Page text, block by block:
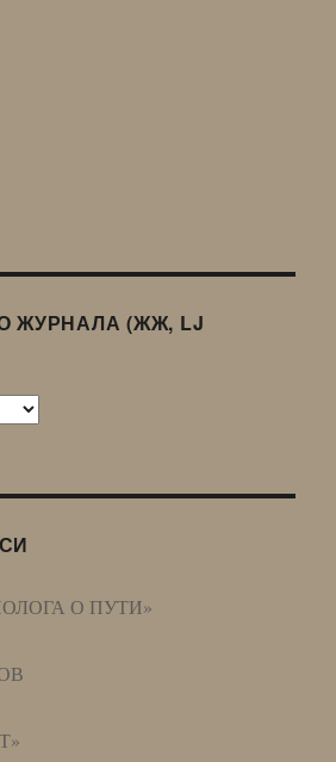
ЖУРНАЛА (ЖЖ, LJ
О ПУТИ»